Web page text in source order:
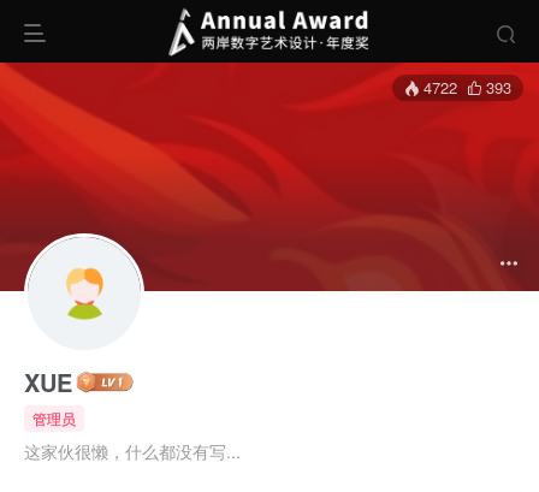
4722 393
XUE
管理员
这家伙很懒，什么都没有写...